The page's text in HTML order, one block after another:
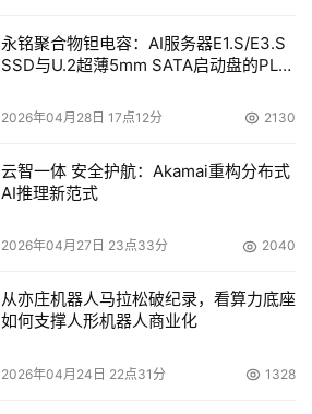
永铭聚合物钽电容：AI服务器E1.S/E3.S
SSD与U.2超薄5mm SATA启动盘的PLP
2026年04月28日 17点12分 2130
云智一体 安全护航：Akamai重构分布式
AI推理新范式
2026年04月27日 23点33分 2040
从亦庄机器人马拉松破纪录，看算力底座
如何支撑人形机器人商业化
2026年04月24日 22点31分 1328